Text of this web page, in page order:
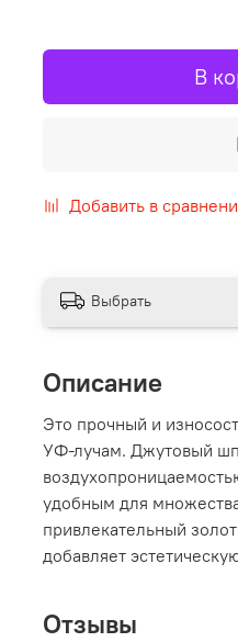
В
Добавить в
Выбрать
Описание
Это прочный и
УФ-лучам. Джутовый
удобным для
привлекательный
добавляет
Отзывы